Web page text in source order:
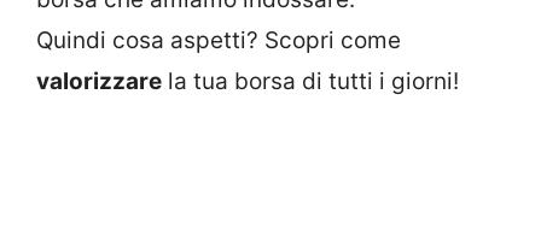
Quindi cosa aspetti? Scopri come
valorizzare la tua borsa di tutti i giorni!